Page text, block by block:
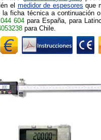
el medidor de espesores que
la ficha técnica a continuación
604para España, para
para Chile.